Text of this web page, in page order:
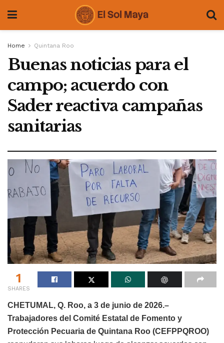
Home Quintana Roo
Buenas noticias para el
campo; acuerdo con
Sader reactiva campañas
sanitarias
1
SHARES
CHETUMAL, Q. Roo, a 3 de junio de 2026.–
Trabajadores del Comité Estatal de Fomento y
Protección Pecuaria de Quintana Roo (CEFPPQROO)